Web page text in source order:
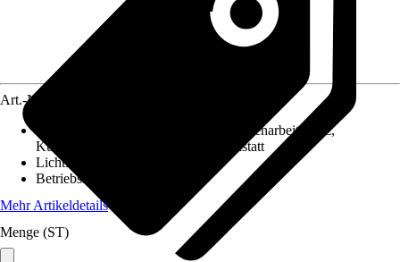
Art.-Nr.
Raumbeleuchtung, Küchenarbeitsplatz,
Küchenunterschrank, Garage / Werkstatt
Lichtfarbe
Betriebsspannung
Mehr Artikeldetails
Menge (ST)